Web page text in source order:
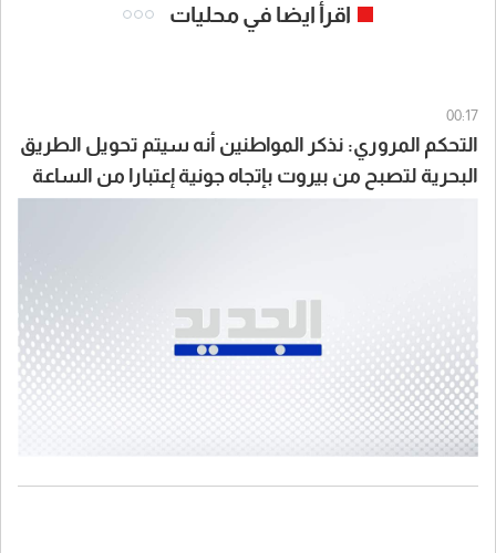
اقرأ ايضا في محليات
00:17
التحكم المروري: نذكر المواطنين أنه سيتم تحويل الطريق
البحرية لتصبح من بيروت بإتجاه جونية إعتبارا من الساعة